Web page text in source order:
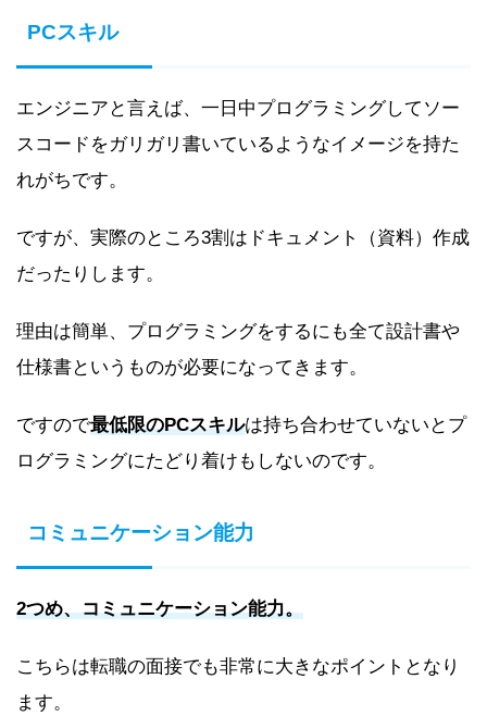
PCスキル
エンジニアと言えば、一日中プログラミングしてソー
スコードをガリガリ書いているようなイメージを持た
れがちです。
ですが、実際のところ3割はドキュメント（資料）作成
だったりします。
理由は簡単、プログラミングをするにも全て設計書や
仕様書というものが必要になってきます。
ですので最低限のPCスキルは持ち合わせていないとプ
ログラミングにたどり着けもしないのです。
コミュニケーション能力
2つめ、コミュニケーション能力。
こちらは転職の面接でも非常に大きなポイントとなり
ます。